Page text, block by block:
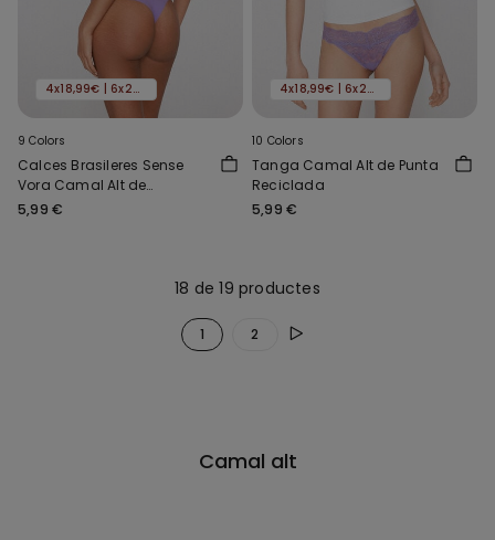
4x18,99€ | 6x24,99€
9 Colors
Calces Brasileres Sense
Vora Camal Alt de
Microfibra Reciclada
5,99 €
4x18,99€ | 6x24,99€
10 Colors
Tanga Camal Alt de Punta
Reciclada
5,99 €
18 de 19 productes
1 2
Camal alt